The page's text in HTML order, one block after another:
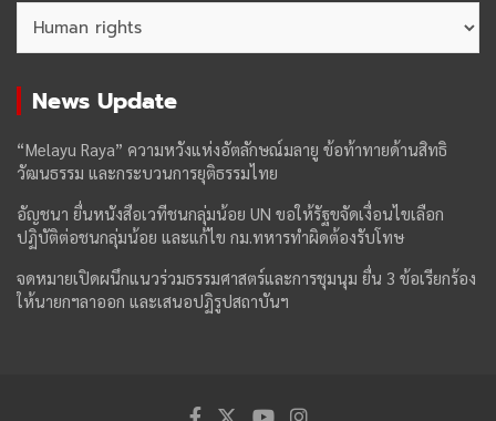
News Update
“Melayu Raya” ความหวังแห่งอัตลักษณ์มลายู ข้อท้าทายด้านสิทธิ
วัฒนธรรม และกระบวนการยุติธรรมไทย
อัญชนา ยื่นหนังสือเวทีชนกลุ่มน้อย UN ขอให้รัฐขจัดเงื่อนไขเลือก
ปฏิบัติต่อชนกลุ่มน้อย และแก้ไข กม.ทหารทำผิดต้องรับโทษ
จดหมายเปิดผนึกแนวร่วมธรรมศาสตร์และการชุมนุม ยื่น 3 ข้อเรียกร้อง
ให้นายกฯลาออก และเสนอปฏิรูปสถาบันฯ